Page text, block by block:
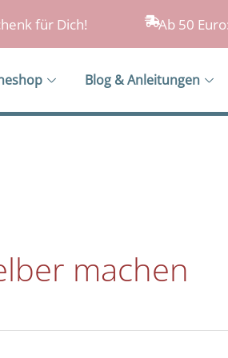
für Dich! Ab 50
Blog & Anleitungen
machen